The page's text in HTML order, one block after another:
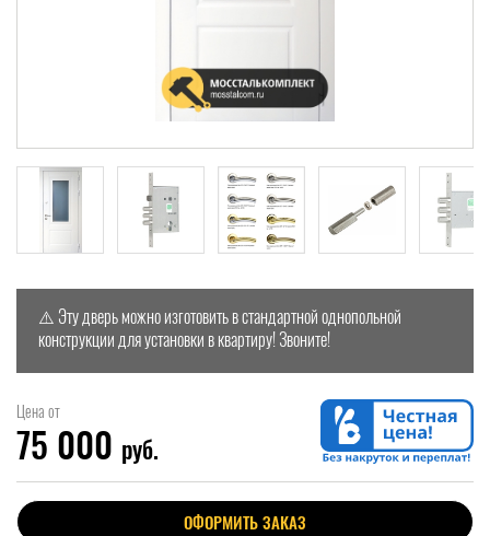
⚠️ Эту дверь можно изготовить в стандартной однопольной
конструкции для установки в квартиру! Звоните!
Цена от
75 000 руб.
ОФОРМИТЬ ЗАКАЗ